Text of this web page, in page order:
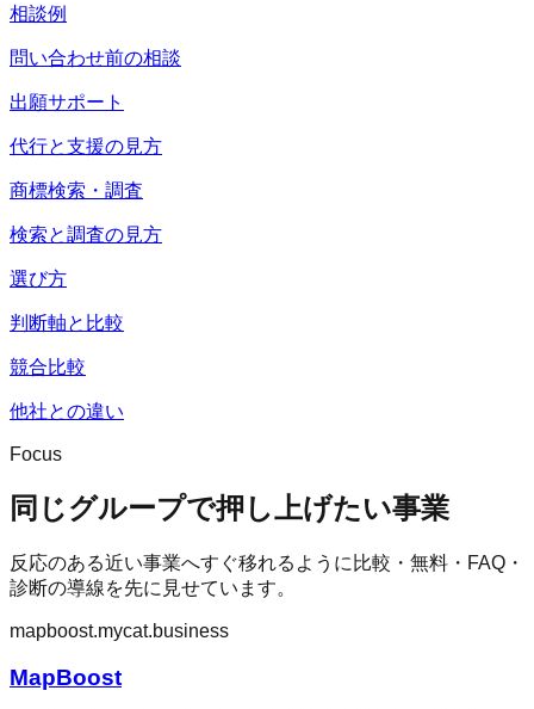
相談例
問い合わせ前の相談
出願サポート
代行と支援の見方
商標検索・調査
検索と調査の見方
選び方
判断軸と比較
競合比較
他社との違い
Focus
同じグループで押し上げたい事業
反応のある近い事業へすぐ移れるように比較・無料・FAQ・
診断の導線を先に見せています。
mapboost.mycat.business
MapBoost